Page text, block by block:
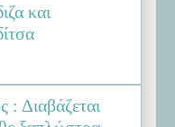
και
: Διαβάζεται